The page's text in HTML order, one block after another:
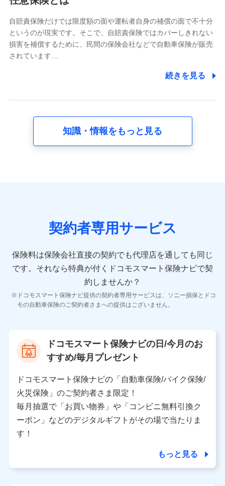
又は株式会社NTTドコモが提供する各種サービスのご契
約状態・ご利用履歴インターネット利用時の行動に関す
る情報、アプリケーション利用時の行動に関する情報、
購入されたサービスや商品の名称・購入場所・決済に関
する情報、アンケートの回答に関する情報などが含まれ
の内容、保険料、保険料のお支払方法、車のメーカーや
走行距離などの情報、建物の構造や築年数などの情報、
険契約に関する情報。例として、保険契約者及び被保険
者の氏名、住所、生年月日、性別、保険契約者と被保険
報、建物の構造や築年数などの情報、ペットの種類や年
齢などの情報などが含まれます。
【共同して利用する者の範囲】
当社
当社又は株式会社NTTドコモが提供する保険関連サービ
スにおけるユーザ登録受付および管理のため
を受けている保険会社・提携会社の保険その他に関する
情報を提供するため、また維持管理等の委託業務遂行の
ため、またそれらに付帯、関連する当社、株式会社NTT
ドコモおよび提携会社のサービスを案内、提供するため
（各サービスで取得したサービス利用履歴、ウェブサイ
トの閲覧履歴、購買履歴、ご契約内容等のパーソナルデ
ータを分析して、お客さまの趣味・嗜好・傾向に応じた
自賠責保険だけでは限度額の面や運転者自身の補償の面で不十分
というのが現実です。そこで、自賠責保険ではカバーしきれない
損害を補償するために、民間の保険会社などで自動車保険が販売
されています…
続きを見る
知識・情報をもっと見る
契約者専用サービス
保険料は保険会社直接の契約でも代理店を通しても同じ
です。 それなら特典が付くドコモスマート保険ナビで契
約しませんか？
ドコモスマート保険ナビ提供の契約者専用サービスは、ソニー損保とドコ
モの自動車保険のご契約者さまへの提供はございません。
ドコモスマート保険ナビの日/今月のお
すすめ/毎月プレゼント
ドコモスマート保険ナビの「自動車保険/バイク保険/
火災保険」のご契約者さま限定！
毎月抽選で「お買い物券」や「コンビニ無料引換ク
ーポン」などのデジタルギフトがその場で当たりま
す！
もっと見る